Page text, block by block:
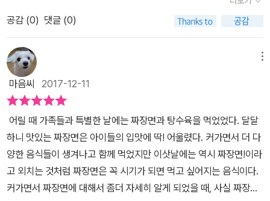
되었고 또 그들의 고유 음식인 ‘자지앙미엔’이 한국 사람들이 즐겨 먹
고 있다 마치 영화 <국제시장>에서 주인공 ‘덕수’를 통해서 6.25한
국 전쟁, 베트남 파병, 독일 광부 등 수 많은 한국의 현대사를 관통한
것 처럼 이 책의 아꿍이라는 인물의 삶을 통해서 화교들의 삶을 대변
하고 있다 아꿍이라는 인물이 한국에 정착해서 살아가는데 어떠한 역
경과 고난이 있는지 대략적으로 설명으로 지금 다문화를 살아가고 있
는 아이들에게 좋은 본보기와 가르침이 될 것 같다이제 짜장면은 한
국사람에게는 없어서는 안될 음식이 되어 버렸다 종종 아무런 생각
없이 먹는 짜장면이었다면 한번쯤은 유래에 대해서 생각하면서 먹으
면 더욱더 의미가 있을 듯 하다
는 가뭄과 홍수가 끊이지 않았대요게다라 마적 떼까지 들 끓어 먹고
살기가 무척 힘들어산둥 사람들은 바다 건너 조석에 일자리도 많고
장사도 잘된다는 소문을 듣고하나 둘 고향을 뜨기 시작했는데아꿍네
가족도 그렇게 인천 제물포로 가는 배에 올랐대요​​ 그 무렵 제물포에
는 조선사람, 중국 사람, 일본 사람, 서양 사람들이 뒤섞여 살았대요아
꿍네 가족들은 외국에 나온 중국 사람들인 화교들이 모여사는 마을로
갔어요그게 바로 지금의 인천 차이나타운인가봐요아꿍네 아버지는
화교 마을에 이발소를 차렸고솜씨좋기로 소문이 난 이발소는 늘 손님
들로 북적거렸대요중국 사람들은 칼 한자루만 있으면 어디서든 먹고
산다더니화교 마을 사람들이 딱 그랬다네요어쩌다 고향에 서 편지가
오는 날이면 아꿍네는 늘자지앙미엔 을 만들어 먹었어요장독대에 담
가 둔 첨면장을 한 술 푹 떠다가 기름에 달달 볶아 국수에 얹어 내는
교라는 다른 문화에 관한 설명도 아이들 눈높이에 맞게 잘 설명되어
게 되네요.혹시 피자일까요?아니면 돈까스?어쨌든 다음 책이 벌써
기대됩니다.
고 있다. 그림책 덕에 차이나타운의 생성과정도아이들이 자연스럽게
이해할 듯.
공감 (0) 댓글 (0)
마음씨 2017-12-11
어릴 때 가족들과 특별한 날에는 짜장면과 탕수육을 먹었었다. 달달
하니 맛있는 짜장면은 아이들의 입맛에 딱! 어울렸다. 커가면서 더 다
양한 음식들이 생겨나고 함께 먹었지만 이삿날에는 역시 짜장면!이라
고 외치는 것처럼 짜장면은 꼭 시기가 되면 먹고 싶어지는 음식이다.
커가면서 짜장면에 대해서 좀더 자세히 알게 되었을 때, 사실 짜장면